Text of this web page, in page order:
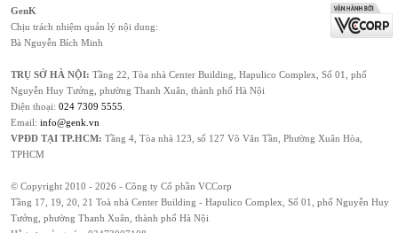
GenK
Chịu trách nhiệm quản lý nội dung:
Bà Nguyễn Bích Minh
TRỤ SỞ HÀ NỘI: Tầng 22, Tòa nhà Center Building, Hapulico Complex, Số 01, phố
Nguyễn Huy Tưởng, phường Thanh Xuân, thành phố Hà Nội
Điện thoại: 024 7309 5555
Email: info@genk.vn
VPĐD TẠI TP.HCM: Tầng 4, Tòa nhà 123, số 127 Võ Văn Tần, Phường Xuân Hòa,
TPHCM
© Copyright 2010 - 2026 - Công ty Cổ phần VCCorp
Tầng 17, 19, 20, 21 Toà nhà Center Building - Hapulico Complex, Số 01, phố Nguyễn Huy
Tưởng, phường Thanh Xuân, thành phố Hà Nội